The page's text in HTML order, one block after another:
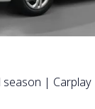
season |